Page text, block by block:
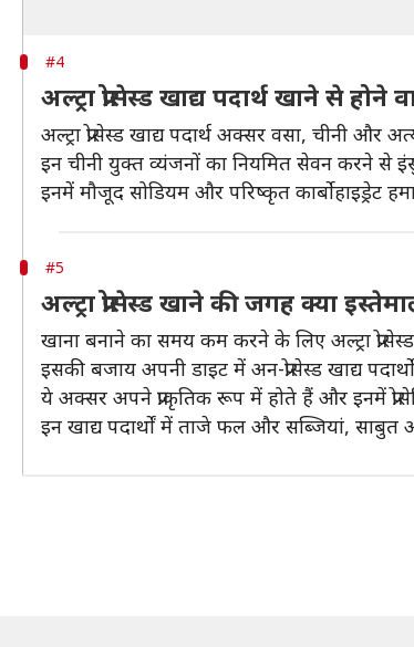
#4
अल्ट्रा प्रोसेस्ड खाद्य पदार्थ खाने से
अल्ट्रा प्रोसेस्ड खाद्य पदार्थ अक्सर वसा, चीनी
इन चीनी युक्त व्यंजनों का नियमित सेवन करने से
इनमें मौजूद सोडियम और परिष्कृत कार्बोहाइड्रेट
#5
अल्ट्रा प्रोसेस्ड खाने की जगह क्या
खाना बनाने का समय कम करने के लिए अल्ट्रा
इसकी बजाय अपनी डाइट में अन-प्रोसेस्ड खाद्य
ये अक्सर अपने प्राकृतिक रूप में होते हैं और इनमें
इन खाद्य पदार्थों में ताजे फल और सब्जियां, साबुत